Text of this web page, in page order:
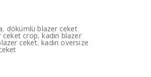
, dökümlü blazer ceket
ceket crop,kadın blazer
ceket,kadın oversize